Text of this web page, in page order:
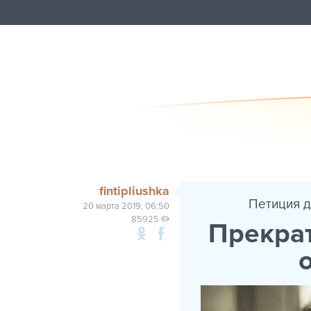
fintipliushka
20 марта 2019, 06:50
85925
Петиция